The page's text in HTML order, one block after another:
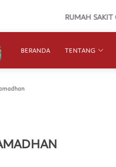
RUMAH SAKIT
BERANDA TENTANG